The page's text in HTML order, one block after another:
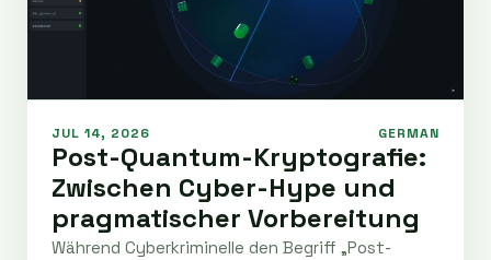
JUL 14, 2026 GERMAN
Post-Quantum-Kryptografie:
Zwischen Cyber-Hype und
pragmatischer Vorbereitung
Während Cyberkriminelle den Begriff „Post-